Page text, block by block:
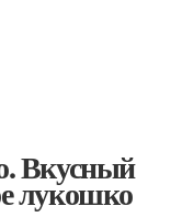
Вкусный
лукошко